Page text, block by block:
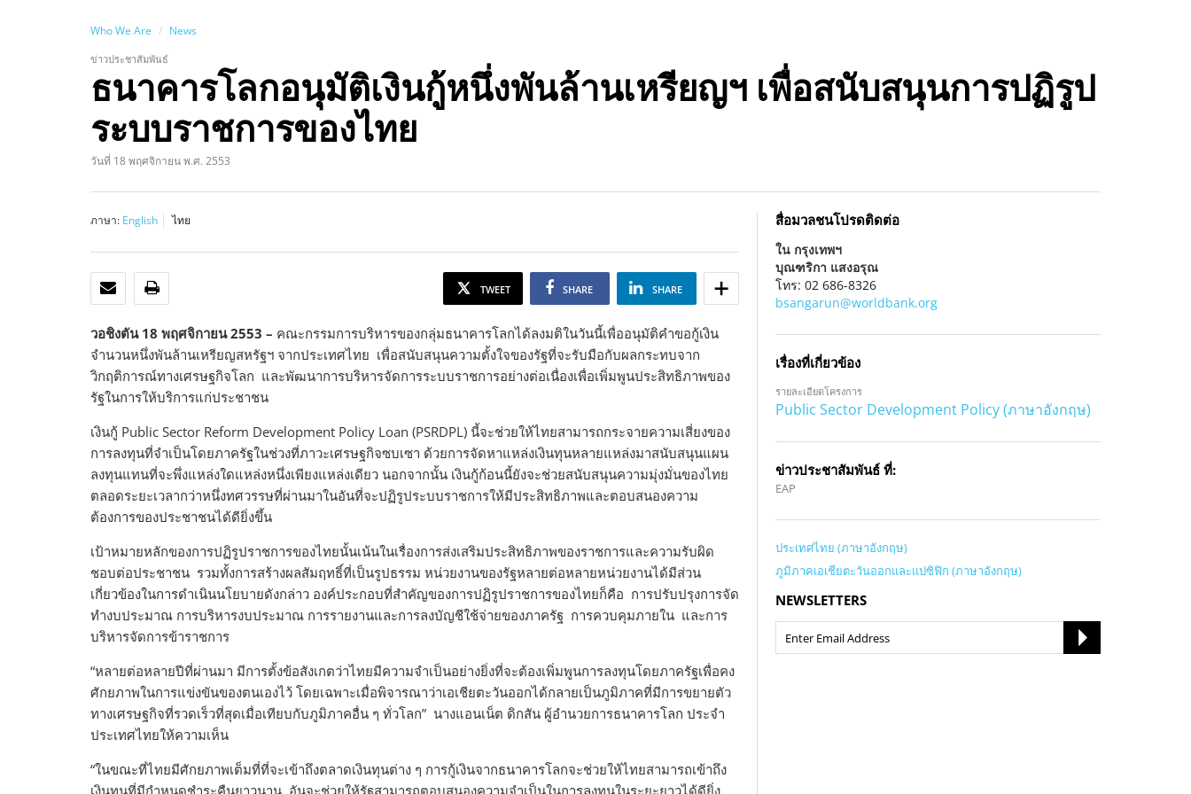
Who We Are News
ข่าวประชาสัมพันธ์
ธนาคารโลกอนุมัติเงินกู้หนึ่งพันล้านเหรียญฯ เพื่อสนับสนุนการปฏิรูป
ระบบราชการของไทย
วันที่ 18 พฤศจิกายน พ.ศ. 2553
ภาษา: English ไทย
อีเมล TWEET SHARE SHARE
วอชิงตัน 18 พฤศจิกายน 2553 – คณะกรรมการบริหารของกลุ่มธนาคารโลกได้ลงมติในวันนี้เพื่ออนุมัติคำขอกู้เงิน
จำนวนหนึ่งพันล้านเหรียญสหรัฐฯ จากประเทศไทย เพื่อสนับสนุนความตั้งใจของรัฐที่จะรับมือกับผลกระทบจาก
วิกฤติการณ์ทางเศรษฐกิจโลก และพัฒนาการบริหารจัดการระบบราชการอย่างต่อเนื่องเพื่อเพิ่มพูนประสิทธิภาพของ
รัฐในการให้บริการแก่ประชาชน
เงินกู้ Public Sector Reform Development Policy Loan (PSRDPL) นี้จะช่วยให้ไทยสามารถกระจายความเสี่ยงของ
การลงทุนที่จำเป็นโดยภาครัฐในช่วงที่ภาวะเศรษฐกิจซบเซา ด้วยการจัดหาแหล่งเงินทุนหลายแหล่งมาสนับสนุนแผน
ลงทุนแทนที่จะพึ่งแหล่งใดแหล่งหนึ่งเพียงแหล่งเดียว นอกจากนั้น เงินกู้ก้อนนี้ยังจะช่วยสนับสนุนความมุ่งมั่นของไทย
ตลอดระยะเวลากว่าหนึ่งทศวรรษที่ผ่านมาในอันที่จะปฏิรูประบบราชการให้มีประสิทธิภาพและตอบสนองความ
ต้องการของประชาชนได้ดียิ่งขึ้น
เป้าหมายหลักของการปฏิรูปราชการของไทยนั้นเน้นในเรื่องการส่งเสริมประสิทธิภาพของราชการและความรับผิด
ชอบต่อประชาชน รวมทั้งการสร้างผลสัมฤทธิ์ที่เป็นรูปธรรม หน่วยงานของรัฐหลายต่อหลายหน่วยงานได้มีส่วน
เกี่ยวข้องในการดำเนินนโยบายดังกล่าว องค์ประกอบที่สำคัญของการปฏิรูปราชการของไทยก็คือ การปรับปรุงการจัด
ทำงบประมาณ การบริหารงบประมาณ การรายงานและการลงบัญชีใช้จ่ายของภาครัฐ การควบคุมภายใน และการ
บริหารจัดการข้าราชการ
“หลายต่อหลายปีที่ผ่านมา มีการตั้งข้อสังเกตว่าไทยมีความจำเป็นอย่างยิ่งที่จะต้องเพิ่มพูนการลงทุนโดยภาครัฐเพื่อคง
ศักยภาพในการแข่งขันของตนเองไว้ โดยเฉพาะเมื่อพิจารณาว่าเอเชียตะวันออกได้กลายเป็นภูมิภาคที่มีการขยายตัว
ทางเศรษฐกิจที่รวดเร็วที่สุดเมื่อเทียบกับภูมิภาคอื่น ๆ ทั่วโลก” นางแอนเน็ต ดิกสัน ผู้อำนวยการธนาคารโลก ประจำ
ประเทศไทยให้ความเห็น
“ในขณะที่ไทยมีศักยภาพเต็มที่ที่จะเข้าถึงตลาดเงินทุนต่าง ๆ การกู้เงินจากธนาคารโลกจะช่วยให้ไทยสามารถเข้าถึง
เงินทุนที่มีกำหนดชำระคืนยาวนาน อันจะช่วยให้รัฐสามารถตอบสนองความจำเป็นในการลงทุนในระยะยาวได้ดียิ่ง
สื่อมวลชนโปรดติดต่อ
ใน กรุงเทพฯ
บุณฑริกา แสงอรุณ
โทร: 02 686-8326
bsangarun@worldbank.org
เรื่องที่เกี่ยวข้อง
รายละเอียดโครงการ
Public Sector Development Policy (ภาษาอังกฤษ)
ข่าวประชาสัมพันธ์ ที่:
EAP
ประเทศไทย (ภาษาอังกฤษ)
ภูมิภาคเอเชียตะวันออกและแปซิฟิก (ภาษาอังกฤษ)
NEWSLETTERS